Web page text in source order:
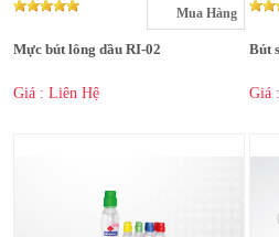
Mua Hàng
Mực bút lông dầu RI-02
Giá : Liên Hệ
Bút
Giá